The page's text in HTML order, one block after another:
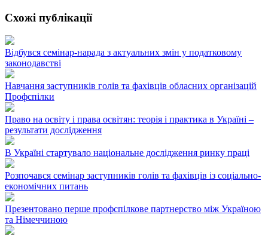
Схожі публікації
Відбувся семінар-нарада з актуальних змін у податковому
законодавстві
Навчання заступників голів та фахівців обласних організацій
Профспілки
Право на освіту і права освітян: теорія і практика в Україні –
результати дослідження
В Україні стартувало національне дослідження ринку праці
Розпочався семінар заступників голів та фахівців із соціально-
економічних питань
Презентовано перше профспілкове партнерство між Україною
та Німеччиною